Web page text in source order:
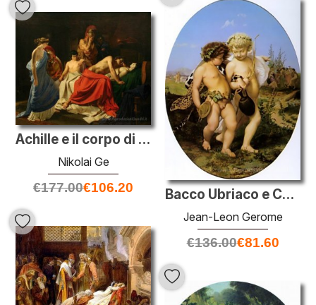
Bacco Ubriaco e Cupido
Jean-Leon Gerome
€136.00€81.60
Achille e il corpo di Patroclo
Nikolai Ge
€177.00€106.20